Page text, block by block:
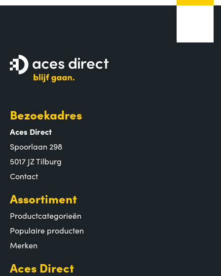
Bezoekadres
Aces Direct
Spoorlaan 298
5017 JZ Tilburg
Contact
Assortiment
Productcategorieën
Populaire producten
Merken
Aces Direct